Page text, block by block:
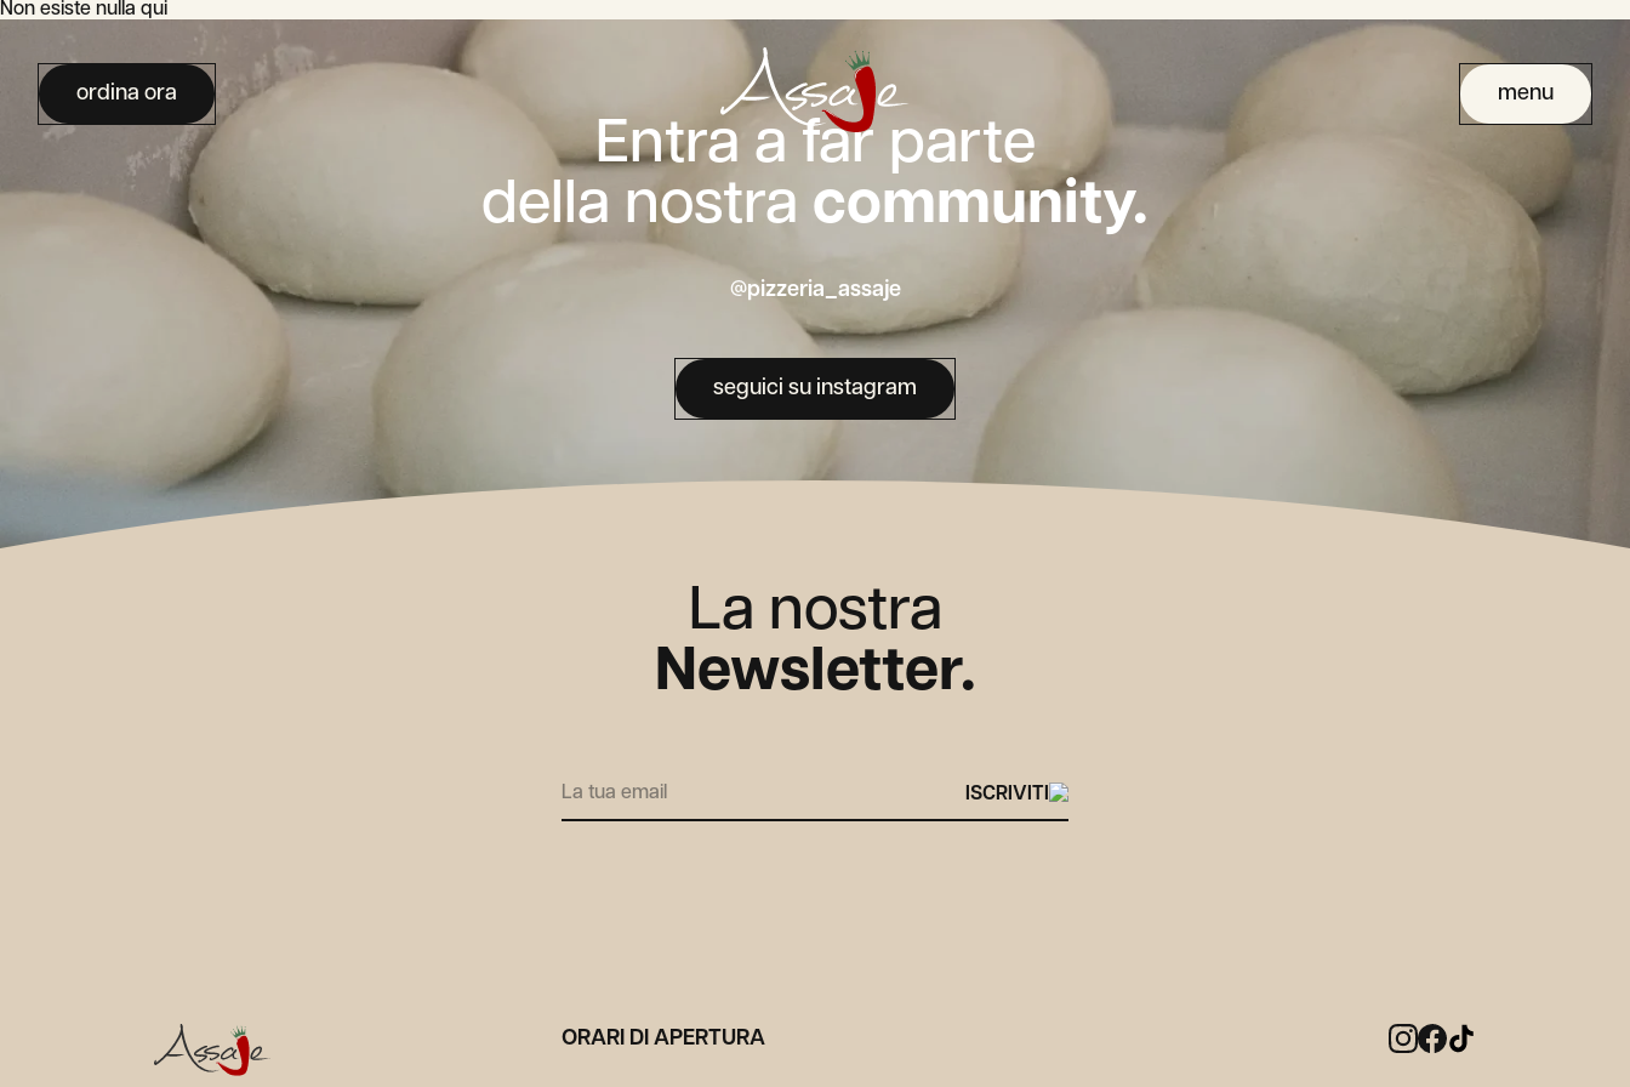
ordina ora menu
Non esiste nulla qui
Entra a far parte
della nostra community.
@pizzeria_assaje
seguici su instagram
La nostra
Newsletter.
Alternative:
ORARI DI APERTURA